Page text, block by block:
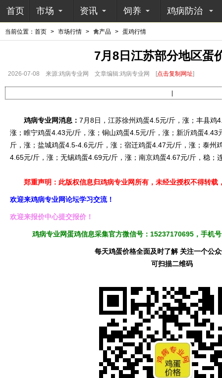
首页 市场 资讯 饲养 鸡病防治
当前位置： 首页 > 市场行情 > 禽产品 > 蛋鸡行情
7月8日江苏部分地区蛋
2026-07-08 来源:鸡病专业网 文章编辑:鸡病专业网 [点击复制网址]
鸡病专业网消息： 7月8日，江苏徐州鸡蛋4.5元/斤，涨；丰县鸡
涨；睢宁鸡蛋4.43元/斤，涨；铜山鸡蛋4.5元/斤，涨；新沂鸡蛋
斤，涨；盐城鸡蛋4.5-4.6元/斤，涨；宿迁鸡蛋4.47元/斤，涨；泰州
4.65元/斤，涨；无锡鸡蛋4.69元/斤，涨；南京鸡蛋4.67元/斤，稳；
郑重声明：此版权信息归鸡病专业网所有，未经业授权不得转载
欢迎来鸡病专业网论坛学习交流！
欢迎来报价中心提交报价！
鸡病专业网蛋鸡信息采集官方微信号：15237170695，手机
每天鸡蛋价格全面及时了解 关注一个公
可扫描二维码